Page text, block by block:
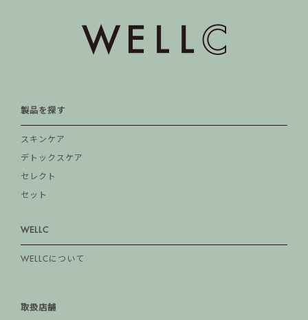
製品を探す
スキンケア
デトックスケア
セレクト
セット
WELLC
WELLCについて
取扱店舗